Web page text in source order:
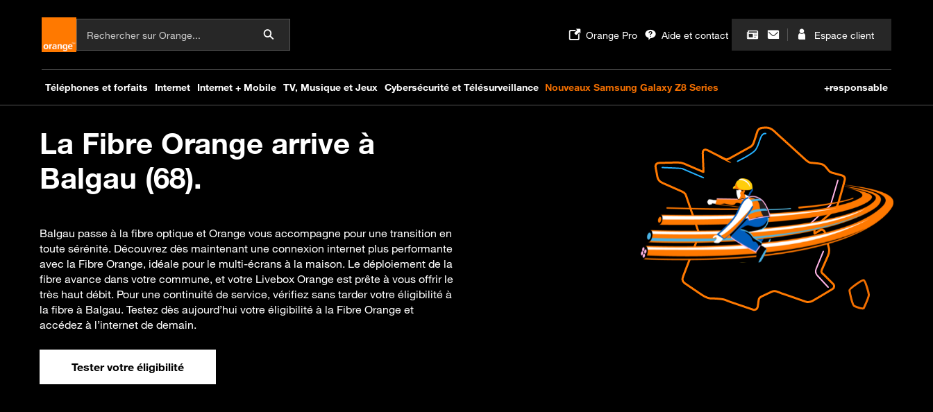
La Fibre Orange arrive à
Balgau (68).
Balgau passe à la fibre optique et Orange vous accompagne pour une transition en
toute sérénité. Découvrez dès maintenant une connexion internet plus performante
avec la Fibre Orange, idéale pour le multi-écrans à la maison. Le déploiement de la
fibre avance dans votre commune, et votre Livebox Orange est prête à vous offrir le
très haut débit. Pour une continuité de service, vérifiez sans tarder votre éligibilité à
la fibre à Balgau. Testez dès aujourd’hui votre éligibilité à la Fibre Orange et
accédez à l’internet de demain.
Tester votre éligibilité